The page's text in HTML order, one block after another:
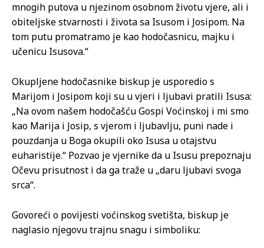
mnogih putova u njezinom osobnom životu vjere, ali i
obiteljske stvarnosti i života sa Isusom i Josipom. Na
tom putu promatramo je kao hodočasnicu, majku i
učenicu Isusova.“
Okupljene hodočasnike biskup je usporedio s
Marijom i Josipom koji su u vjeri i ljubavi pratili Isusa:
„Na ovom našem hodočašću Gospi Voćinskoj i mi smo
kao Marija i Josip, s vjerom i ljubavlju, puni nade i
pouzdanja u Boga okupili oko Isusa u otajstvu
euharistije.“ Pozvao je vjernike da u Isusu prepoznaju
Očevu prisutnost i da ga traže u „daru ljubavi svoga
srca“.
Govoreći o povijesti voćinskog svetišta, biskup je
naglasio njegovu trajnu snagu i simboliku: